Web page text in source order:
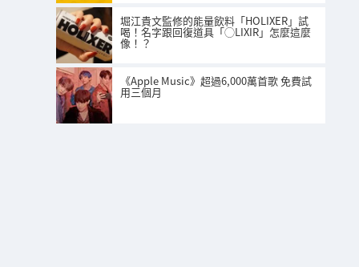
堀江貴文監修的能量飲料「HOLIXER」試
喝！名字跟回復道具「◯LIXIR」怎麼這麼
像！？
《Apple Music》超過6,000萬首歌 免費試
用三個月